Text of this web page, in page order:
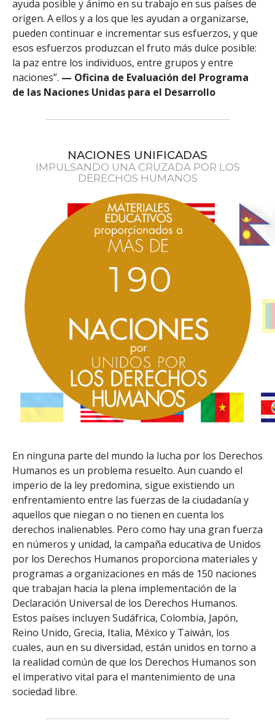
ayuda posible y ánimo en su trabajo en sus países de
origen. A ellos y a los que les ayudan a organizarse,
pueden continuar e incrementar sus esfuerzos, y que
esos esfuerzos produzcan el fruto más dulce posible:
la paz entre los individuos, entre grupos y entre
naciones”. — Oficina de Evaluación del Programa
de las Naciones Unidas para el Desarrollo
NACIONES UNIFICADAS
IMPULSANDO UNA CRUZADA POR LOS
DERECHOS HUMANOS
1 90
En ninguna parte del mundo la lucha por los Derechos
Humanos es un problema resuelto. Aun cuando el
imperio de la ley predomina, sigue existiendo un
enfrentamiento entre las fuerzas de la ciudadanía y
aquellos que niegan o no tienen en cuenta los
derechos inalienables. Pero como hay una gran fuerza
en números y unidad, la campaña educativa de Unidos
por los Derechos Humanos proporciona materiales y
programas a organizaciones en más de 150 naciones
que trabajan hacia la plena implementación de la
Declaración Universal de los Derechos Humanos.
Estos países incluyen Sudáfrica, Colombia, Japón,
Reino Unido, Grecia, Italia, México y Taiwán, los
cuales, aun en su diversidad, están unidos en torno a
la realidad común de que los Derechos Humanos son
el imperativo vital para el mantenimiento de una
sociedad libre.